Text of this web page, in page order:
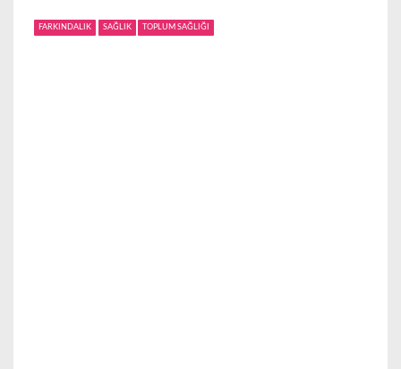
FARKINDALIK SAĞLIK TOPLUM SAĞLIĞI